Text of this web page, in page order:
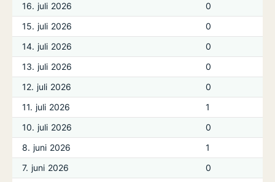
16. juli 2026
0
15. juli 2026
0
14. juli 2026
0
13. juli 2026
0
12. juli 2026
0
11. juli 2026
1
10. juli 2026
0
8. juni 2026
1
7. juni 2026
0